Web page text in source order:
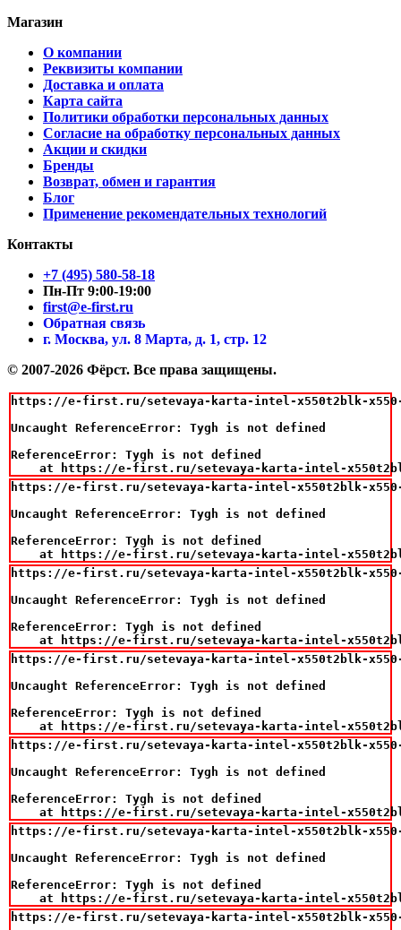
Магазин
О компании
Реквизиты компании
Доставка и оплата
Карта сайта
Политики обработки персональных данных
Согласие на обработку персональных данных
Акции и скидки
Бренды
Возврат, обмен и гарантия
Блог
Применение рекомендательных технологий
Контакты
+7 (495) 580-58-18
Пн-Пт 9:00-19:00
first@e-first.ru
Обратная связь
г. Москва, ул. 8 Марта, д. 1, стр. 12
© 2007-2026 Фёрст. Все права защищены.
https://e-first.ru/setevaya-karta-intel-x550t2blk-x550-
Uncaught ReferenceError: Tygh is not defined
ReferenceError: Tygh is not defined
at https://e-first.ru/setevaya-karta-intel-
https://e-first.ru/setevaya-karta-intel-x550t2blk-x550-
Uncaught ReferenceError: Tygh is not defined
ReferenceError: Tygh is not defined
at https://e-first.ru/setevaya-karta-intel-
https://e-first.ru/setevaya-karta-intel-x550t2blk-x550-
Uncaught ReferenceError: Tygh is not defined
ReferenceError: Tygh is not defined
at https://e-first.ru/setevaya-karta-intel-
https://e-first.ru/setevaya-karta-intel-x550t2blk-x550-
Uncaught ReferenceError: Tygh is not defined
ReferenceError: Tygh is not defined
at https://e-first.ru/setevaya-karta-intel-
https://e-first.ru/setevaya-karta-intel-x550t2blk-x550-
Uncaught ReferenceError: Tygh is not defined
ReferenceError: Tygh is not defined
at https://e-first.ru/setevaya-karta-intel-
https://e-first.ru/setevaya-karta-intel-x550t2blk-x550-
Uncaught ReferenceError: Tygh is not defined
ReferenceError: Tygh is not defined
at https://e-first.ru/setevaya-karta-intel-
https://e-first.ru/setevaya-karta-intel-x550t2blk-x550-